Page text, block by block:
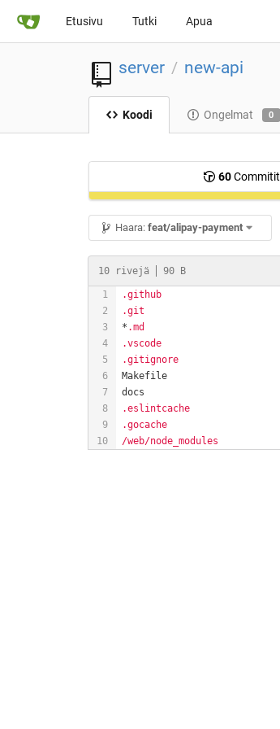
Etusivu Tutki Apua
server / new-api
Koodi Ongelmat 0
60Commitit
Haara:feat/alipay-payment
10 rivejä 90 B
.github
.git
* .md
.vscode
.gitignore
Makefile
.eslintcache
.gocache
/web/node_modules